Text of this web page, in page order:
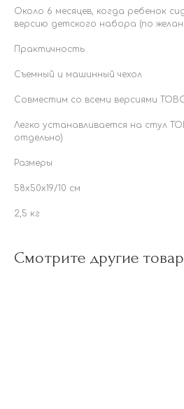
Около 6 месяцев, когда ребенок
версию детского набора (по
Практичность
Съемный и машинный чехол
Совместим со всеми версиями
Легко устанавливается на стул
отдельно)
Размеры
58x50x19/10 см
2,5 кг
Смотрите другие